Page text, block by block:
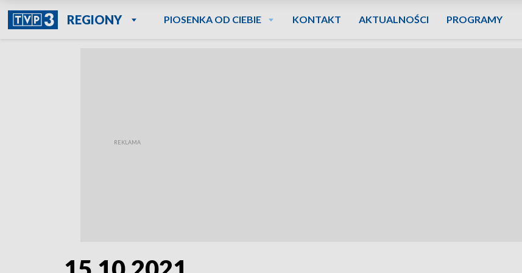
REGIONY PIOSENKA OD CIEBIE KONTAKT AKTUALNOŚCI PROGRAMY